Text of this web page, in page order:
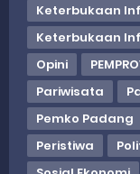
Keterbukaan
Keterbukaan
Opini
Pariwisata
Pemko Padang
Peristiwa